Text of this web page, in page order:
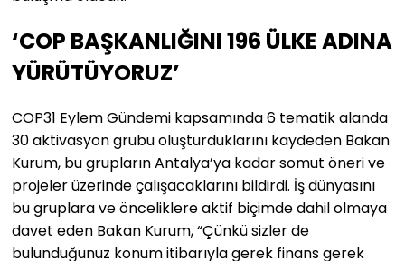
‘COP BAŞKANLIĞINI 196 ÜLKE ADINA
YÜRÜTÜYORUZ’
COP31 Eylem Gündemi kapsamında 6 tematik alanda
30 aktivasyon grubu oluşturduklarını kaydeden Bakan
Kurum, bu grupların Antalya’ya kadar somut öneri ve
projeler üzerinde çalışacaklarını bildirdi. İş dünyasını
bu gruplara ve önceliklere aktif biçimde dahil olmaya
davet eden Bakan Kurum, “Çünkü sizler de
bulunduğunuz konum itibarıyla gerek finans gerek